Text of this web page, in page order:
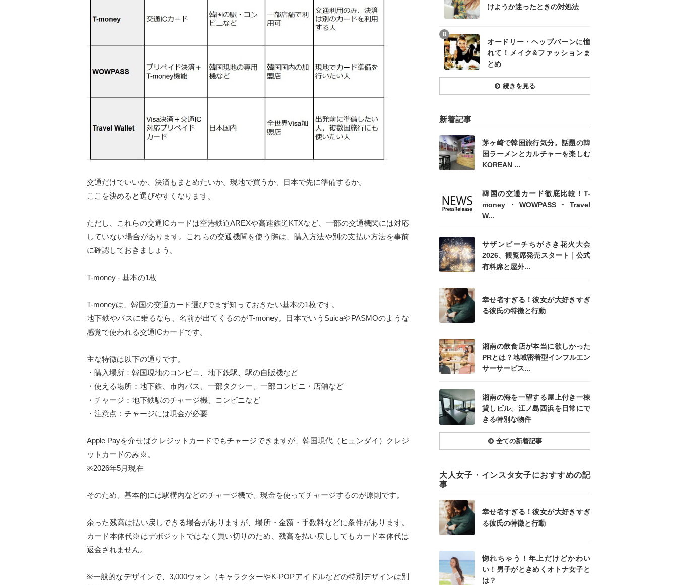
交通だけでいいか、決済もまとめたいか。現地で買うか、日本で先に準備するか。
ここを決めると選びやすくなります。
ただし、これらの交通ICカードは空港鉄道AREXや高速鉄道KTXなど、一部の交通機関には対応
していない場合があります。これらの交通機関を使う際は、購入方法や別の支払い方法を事前
に確認しておきましょう。
T-money - 基本の1枚
T-moneyは、韓国の交通カード選びでまず知っておきたい基本の1枚です。
地下鉄やバスに乗るなら、名前が出てくるのがT-money。日本でいうSuicaやPASMOのような
感覚で使われる交通ICカードです。
主な特徴は以下の通りです。
・購入場所：韓国現地のコンビニ、地下鉄駅、駅の自販機など
・使える場所：地下鉄、市内バス、一部タクシー、一部コンビニ・店舗など
・チャージ：地下鉄駅のチャージ機、コンビニなど
・注意点：チャージには現金が必要
Apple Payを介せばクレジットカードでもチャージできますが、韓国現代（ヒュンダイ）クレジ
ットカードのみ※。
※2026年5月現在
そのため、基本的には駅構内などのチャージ機で、現金を使ってチャージするのが原則です。
余った残高は払い戻しできる場合がありますが、場所・金額・手数料などに条件があります。
カード本体代※はデポジットではなく買い切りのため、残高を払い戻ししてもカード本体代は
返金されません。
※一般的なデザインで、3,000ウォン（キャラクターやK-POPアイドルなどの特別デザインは別
けようか迷ったときの対処法
オードリー・ヘップバーンに憧
れて！メイク&ファッションま
とめ
8
続きを見る
新着記事
茅ヶ崎で韓国旅行気分。話題の韓
国ラーメンとカルチャーを楽しむ
KOREAN ...
韓国の交通カード徹底比較！T-
money・WOWPASS・Travel
W...
サザンビーチちがさき花火大会
2026、観覧席発売スタート｜公式
有料席と屋外...
幸せ者すぎる！彼女が大好きすぎ
る彼氏の特徴と行動
湘南の飲食店が本当に欲しかった
PRとは？地域密着型インフルエン
サーサービス...
湘南の海を一望する屋上付き一棟
貸しビル。江ノ島西浜を日常にで
きる特別な物件
全ての新着記事
大人女子・インスタ女子におすすめの記
事
幸せ者すぎる！彼女が大好きすぎ
る彼氏の特徴と行動
惚れちゃう！年上だけどかわい
い！男子がときめくオトナ女子と
は？